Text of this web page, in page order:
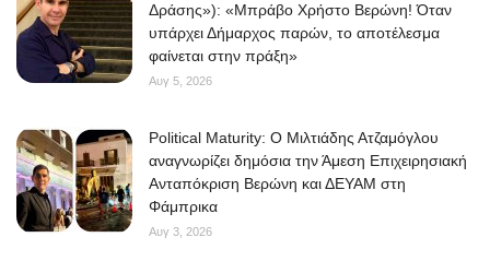
Δράσης»): «Μπράβο Χρήστο Βερώνη! Όταν
υπάρχει Δήμαρχος παρών, το αποτέλεσμα
φαίνεται στην πράξη»
Αυγ 5, 2026
Political Maturity: Ο Μιλτιάδης Ατζαμόγλου
αναγνωρίζει δημόσια την Άμεση Επιχειρησιακή
Ανταπόκριση Βερώνη και ΔΕΥΑΜ στη
Φάμπρικα
Αυγ 3, 2026